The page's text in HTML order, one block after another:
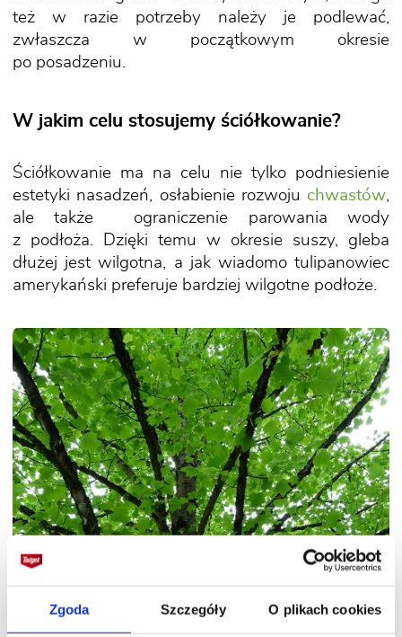
Zgoda Szczegóły O plikach cookies
też w razie potrzeby należy je podlewać,
zwłaszcza w początkowym okresie
po posadzeniu.
W jakim celu stosujemy ściółkowanie?
Ściółkowanie ma na celu nie tylko podniesienie
estetyki nasadzeń, osłabienie rozwoju chwastów
ale także ograniczenie parowania wody
z podłoża. Dzięki temu w okresie suszy, gleba
dłużej jest wilgotna, a jak wiadomo tulipanowiec
amerykański preferuje bardziej wilgotne podłoże.